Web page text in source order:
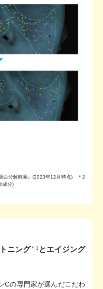
白分解酵素』(2023年12月時点) ＊2
成分)
ニング＊1 とエイジング
Cの専門家が選んだこだわ